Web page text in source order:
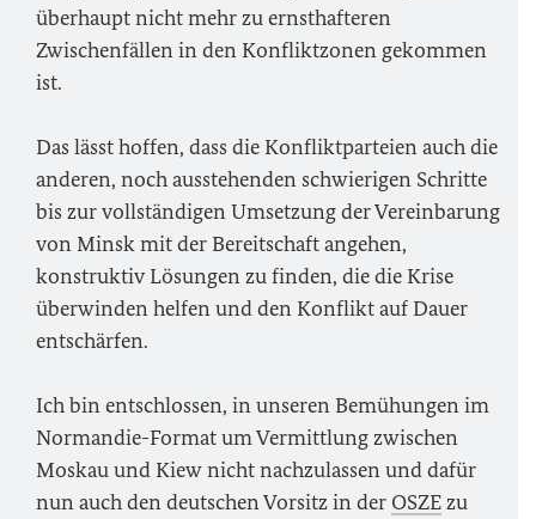
überhaupt nicht mehr zu ernsthafteren
Zwischenfällen in den Konfliktzonen gekommen
ist.
Das lässt hoffen, dass die Konfliktparteien auch die
anderen, noch ausstehenden schwierigen Schritte
bis zur vollständigen Umsetzung der Vereinbarung
von Minsk mit der Bereitschaft angehen,
konstruktiv Lösungen zu finden, die die Krise
überwinden helfen und den Konflikt auf Dauer
entschärfen.
Ich bin entschlossen, in unseren Bemühungen im
Normandie-Format um Vermittlung zwischen
Moskau und Kiew nicht nachzulassen und dafür
nun auch den deutschen Vorsitz in der OSZEzu